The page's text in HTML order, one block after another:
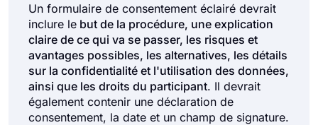
Un formulaire de consentement éclairé devrait
inclure le but de la procédure, une explication
claire de ce qui va se passer, les risques et
avantages possibles, les alternatives, les détails
sur la confidentialité et l'utilisation des données,
ainsi que les droits du participant. Il devrait
également contenir une déclaration de
consentement, la date et un champ de signature.